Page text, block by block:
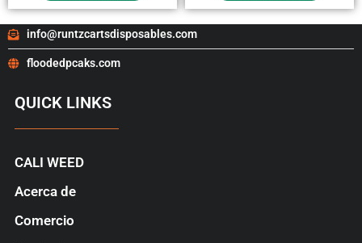
info@runtzcartsdisposables.com
floodedpcaks.com
QUICK LINKS
CALI WEED
Acerca de
Comercio